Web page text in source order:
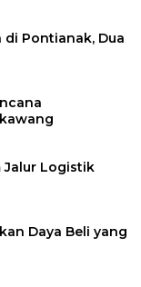
Pontianak, Dua
Jalur Logistik
Daya Beli yang